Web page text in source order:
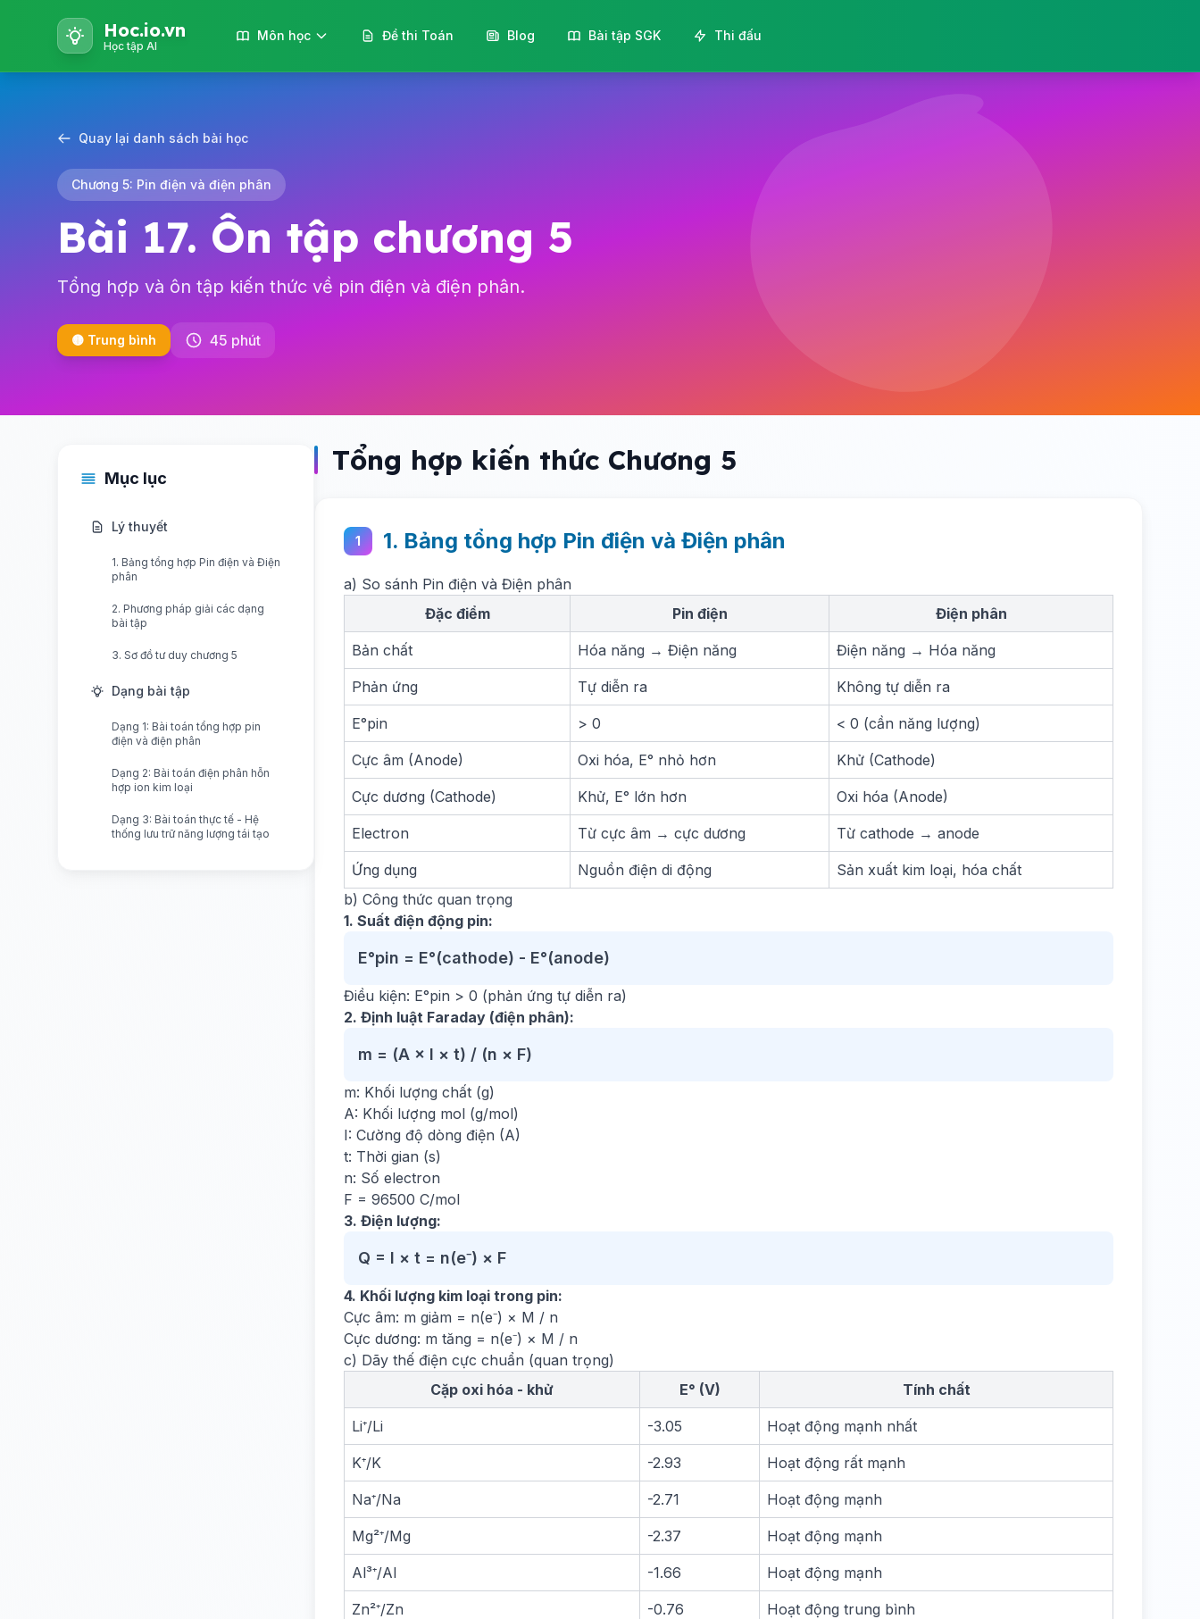
Hoc.io.vn
Học tập AI
Môn học Đề thi Toán Blog Bài tập SGK Thi đấu
Quay lại danh sách bài học
Chương 5: Pin điện và điện phân
Bài 17. Ôn tập chương 5
Tổng hợp và ôn tập kiến thức về pin điện và điện phân.
🟡 Trung bình 45 phút
Mục lục
Lý thuyết
1. Bảng tổng hợp Pin điện và Điện
phân
2. Phương pháp giải các dạng
bài tập
3. Sơ đồ tư duy chương 5
Dạng bài tập
Dạng 1: Bài toán tổng hợp pin
điện và điện phân
Dạng 2: Bài toán điện phân hỗn
hợp ion kim loại
Dạng 3: Bài toán thực tế - Hệ
thống lưu trữ năng lượng tái tạo
Tổng hợp kiến thức Chương 5
1 1. Bảng tổng hợp Pin điện và Điện phân
a) So sánh Pin điện và Điện phân
Đặc điểm
Pin điện Điện phân
Bản chất Hóa năng → Điện năng Điện năng → Hóa năng
Phản ứng Tự diễn ra Không tự diễn ra
E°pin > 0 < 0 (cần năng lượng)
Cực âm (Anode) Oxi hóa, E° nhỏ hơn Khử (Cathode)
Cực dương (Cathode) Khử, E° lớn hơn Oxi hóa (Anode)
Electron Từ cực âm → cực dương Từ cathode → anode
Ứng dụng Nguồn điện di động
Sản xuất kim loại, hóa chất
b) Công thức quan trọng
1. Suất điện động pin:
E°pin = E°(cathode) - E°(anode)
Điều kiện: E°pin > 0 (phản ứng tự diễn ra)
2. Định luật Faraday (điện phân):
m = (A × I × t) / (n × F)
m: Khối lượng chất (g)
A: Khối lượng mol (g/mol)
I: Cường độ dòng điện (A)
t: Thời gian (s)
n: Số electron
F = 96500 C/mol
3. Điện lượng:
Q = I × t = n(e⁻) × F
4. Khối lượng kim loại trong pin:
Cực âm: m giảm = n(e⁻) × M / n
Cực dương: m tăng = n(e⁻) × M / n
c) Dãy thế điện cực chuẩn (quan trọng)
Cặp oxi hóa - khử
E° (V) Tính chất
Li⁺/Li -3.05 Hoạt động mạnh nhất
K⁺/K -2.93 Hoạt động rất mạnh
Na⁺/Na -2.71 Hoạt động mạnh
Mg²⁺/Mg -2.37 Hoạt động mạnh
Al³⁺/Al -1.66 Hoạt động mạnh
Zn²⁺/Zn -0.76 Hoạt động trung bình